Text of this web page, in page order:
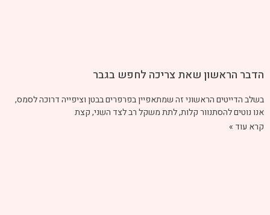
הדבר הראשון שאת צריכה לחפש בגבר
בשלב הדייטים הראשוני זה שמתאפיין בפרפרים בבטן וציפייה דרוכה לסמס,
אנו נוטים להסתנוור קלות, לתת משקל רב לצד השני, קצת
קרא עוד »